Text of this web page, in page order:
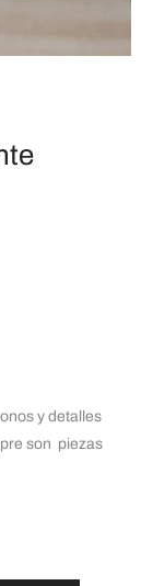
y detalles
son piezas